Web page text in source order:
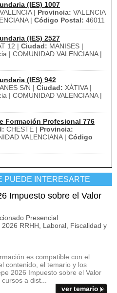
(IES) 1007
VALENCIA | Provincia: VALENCIA
| Código Postal: 46011
(IES) 2527
12 | Ciudad: MANISES |
| COMUNIDAD VALENCIANA |
(IES) 942
S/N | Ciudad: XÀTIVA |
| COMUNIDAD VALENCIANA |
Formación Profesional 776
CHESTE | Provincia:
VALENCIANA | Código
PUEDE INTERESARTE
Impuesto sobre el Valor
Presencial
RRHH, Laboral, Fiscalidad y
es compatible con el
contenido, el temario y los
2026 Impuesto sobre el Valor
a dist...
ver temario